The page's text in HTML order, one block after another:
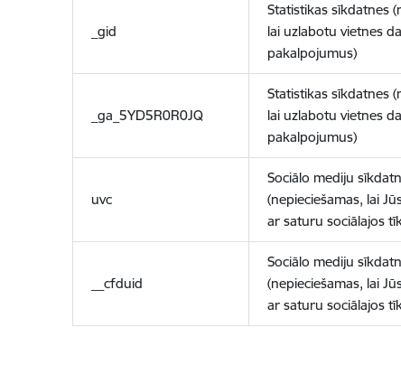
_gid
Statistikas sīkdatnes
lai uzlabotu vietnes
pakalpojumus)
_ga_5YD5R0R0JQ
Statistikas sīkdatnes
lai uzlabotu vietnes
pakalpojumus)
uvc
Sociālo mediju
(nepieciešamas, lai
ar saturu sociālajos
__cfduid
Sociālo mediju
(nepieciešamas, lai
ar saturu sociālajos